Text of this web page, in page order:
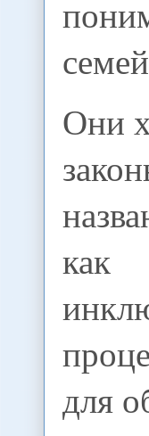
Они
как
для